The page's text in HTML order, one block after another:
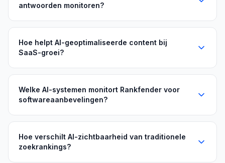
antwoorden monitoren?
Hoe helpt AI-geoptimaliseerde content bij
SaaS-groei?
Welke AI-systemen monitort Rankfender voor
softwareaanbevelingen?
Hoe verschilt AI-zichtbaarheid van traditionele
zoekrankings?